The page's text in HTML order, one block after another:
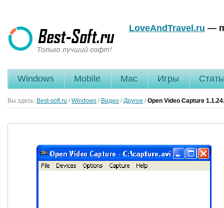
LoveAndTravel.ru —
Windows Mobile Mac Игры
Вы здесь: Best-soft.ru / Windows / Видео / Другое / Open Video Capture